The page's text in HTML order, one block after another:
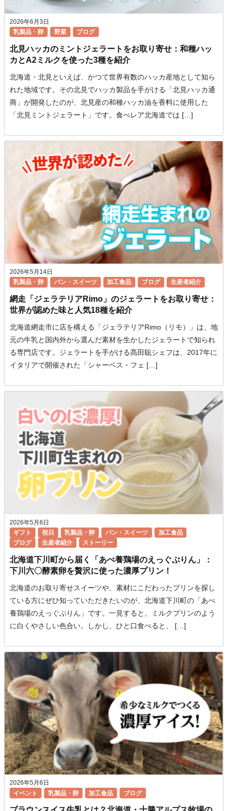
2026年6月3日
乳製品・卵
野菜 ブログ
北見ハッカのミントジェラートをお取り寄せ：和種ハッ
カとA2ミルクを使った3種を紹介
北海道・北見といえば、かつて世界有数のハッカ産地として知ら
れた地域です。その北見でハッカ製品を手がける「北見ハッカ通
商」が開発したのが、北見産の和種ハッカ油を香料に使用した
「北見ミントジェラート」です。食べレア北海道では […]
2026年5月14日
乳製品・卵
パン・スイーツ 加工食品 ブログ 生産者紹介
網走「ジェラテリアRimo」のジェラートをお取り寄せ：
世界が認めた味と人気18種を紹介
北海道網走市に店を構える「ジェラテリアRimo（リモ）」は、地
元の牛乳と国内外から選んだ素材を生かしたジェラートで知られ
る専門店です。ジェラートを手がける髙田聡シェフは、2017年に
イタリアで開催された「シャーベス・フェ […]
2026年5月6日
ギフト
祝日 乳製品・卵 パン・スイーツ
加工食品
ブログ
生産者紹介 ストーリー
北海道下川町から届く「あべ養鶏場のえっぐぷりん」：
下川六〇酵素卵を贅沢に使った濃厚プリン！
北海道のお取り寄せスイーツや、素材にこだわったプリンを探し
ている方にぜひ知っていただきたいのが、北海道下川町の「あべ
養鶏場のえっぐぷりん」です。一見すると、ミルクプリンのよう
に白くやさしい色合い。しかし、ひと口食べると、 […]
2026年5月6日
イベント
乳製品・卵 加工食品 ブログ